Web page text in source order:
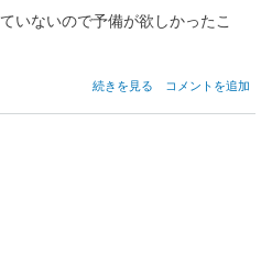
いないので予備が欲しかったこ
UA6527P
続きを見る コメントを追加